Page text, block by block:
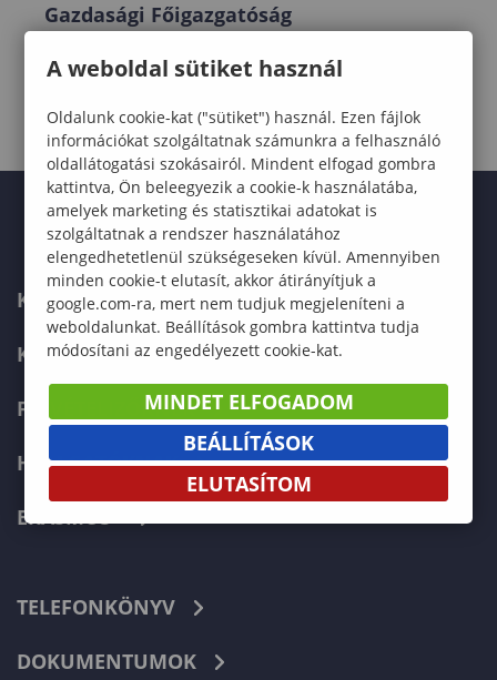
Gazdasági Főigazgatóság
KARUNK
KÉPZÉSEK
FELVÉTELIZŐKNEK
HALLGATÓKNAK
ERASMUS+
TELEFONKÖNYV
DOKUMENTUMOK
A weboldal sütiket használ
Oldalunk cookie-kat ("sütiket") használ. Ezen fájlok
információkat szolgáltatnak számunkra a felhasználó
oldallátogatási szokásairól. Mindent elfogad gombra
kattintva, Ön beleegyezik a cookie-k használatába,
amelyek marketing és statisztikai adatokat is
szolgáltatnak a rendszer használatához
elengedhetetlenül szükségeseken kívül. Amennyiben
minden cookie-t elutasít, akkor átirányítjuk a
google.com-ra, mert nem tudjuk megjeleníteni a
weboldalunkat. Beállítások gombra kattintva tudja
módosítani az engedélyezett cookie-kat.
MINDET ELFOGADOM
BEÁLLÍTÁSOK
ELUTASÍTOM